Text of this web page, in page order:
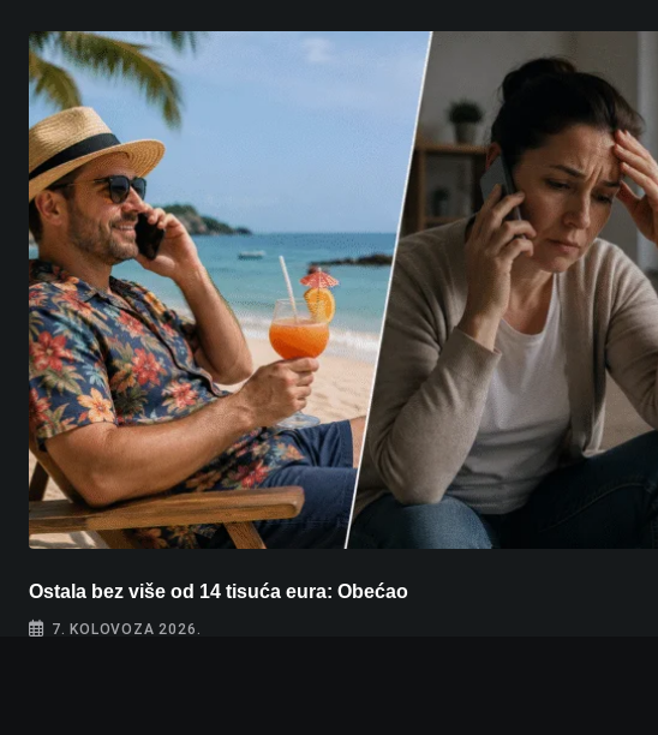
Ostala bez više od 14 tisuća eura: Obećao
7. KOLOVOZA 2026.